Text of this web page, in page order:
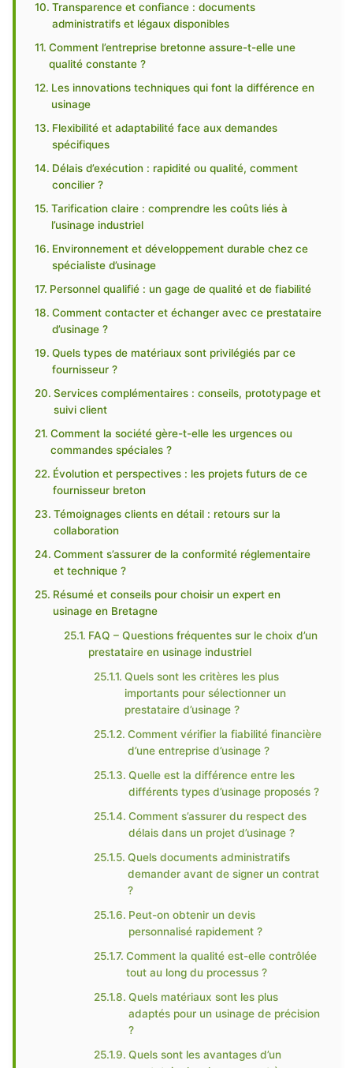
Transparence et confiance : documents
administratifs et légaux disponibles
Comment l’entreprise bretonne assure-t-elle une
qualité constante ?
Les innovations techniques qui font la différence en
usinage
Flexibilité et adaptabilité face aux demandes
spécifiques
Délais d’exécution : rapidité ou qualité, comment
concilier ?
Tarification claire : comprendre les coûts liés à
l’usinage industriel
Environnement et développement durable chez ce
spécialiste d’usinage
Personnel qualifié : un gage de qualité et de fiabilité
Comment contacter et échanger avec ce prestataire
d’usinage ?
Quels types de matériaux sont privilégiés par ce
fournisseur ?
Services complémentaires : conseils, prototypage et
suivi client
Comment la société gère-t-elle les urgences ou
commandes spéciales ?
Évolution et perspectives : les projets futurs de ce
fournisseur breton
Témoignages clients en détail : retours sur la
collaboration
Comment s’assurer de la conformité réglementaire
et technique ?
Résumé et conseils pour choisir un expert en
usinage en Bretagne
FAQ – Questions fréquentes sur le choix d’un
prestataire en usinage industriel
Quels sont les critères les plus
importants pour sélectionner un
prestataire d’usinage ?
Comment vérifier la fiabilité financière
d’une entreprise d’usinage ?
Quelle est la différence entre les
différents types d’usinage proposés ?
Comment s’assurer du respect des
délais dans un projet d’usinage ?
Quels documents administratifs
demander avant de signer un contrat
?
Peut-on obtenir un devis
personnalisé rapidement ?
Comment la qualité est-elle contrôlée
tout au long du processus ?
Quels matériaux sont les plus
adaptés pour un usinage de précision
?
Quels sont les avantages d’un